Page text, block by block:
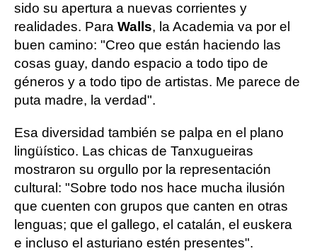
sido su apertura a nuevas corrientes y
realidades. Para Walls, la Academia va por el
buen camino: "Creo que están haciendo las
cosas guay, dando espacio a todo tipo de
géneros y a todo tipo de artistas. Me parece de
puta madre, la verdad".
Esa diversidad también se palpa en el plano
lingüístico. Las chicas de Tanxugueiras
mostraron su orgullo por la representación
cultural: "Sobre todo nos hace mucha ilusión
que cuenten con grupos que canten en otras
lenguas; que el gallego, el catalán, el euskera
e incluso el asturiano estén presentes".